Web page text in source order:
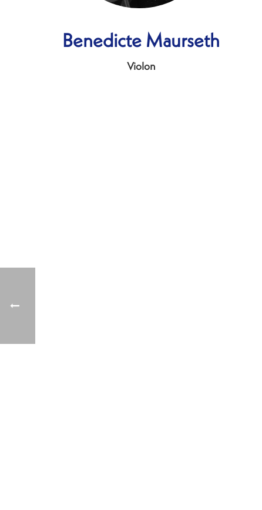
Benedicte Maurseth
Violon